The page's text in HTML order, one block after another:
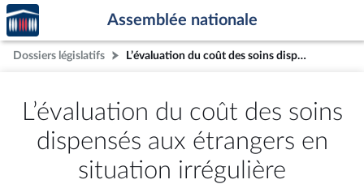
Aller au contenu
Aller en bas de la page
Accèder
à la
page
d'accueil
Assemblée nationale
Dossiers législatifs L’évaluation du coût des soins dispensés aux étrangers en situation irrégulière
L’évaluation du coût des soins
dispensés aux étrangers en
situation irrégulière